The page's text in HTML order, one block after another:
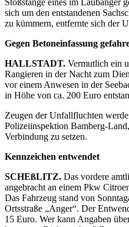
Stoßstange eines im Laubanger
sich um den entstandenen
zu kümmern, entfernte sich der
Gegen Betoneinfassung
HALLSTADT. Vermutlich ein
Rangieren in der Nacht zum
vor einem Anwesen in der
in Höhe von ca. 200 Euro
Zeugen der Unfallfluchten
Polizeiinspektion Bamberg-
Verbindung zu setzen.
Kennzeichen entwendet
SCHEßLITZ. Das vordere
angebracht an einem Pkw
Das Fahrzeug stand von
Ortsstraße „Anger“. Der
15 Euro. Wer kann Angaben